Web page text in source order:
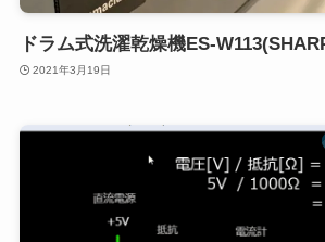
ドラム式洗濯乾燥機ES-
2021年3月19日